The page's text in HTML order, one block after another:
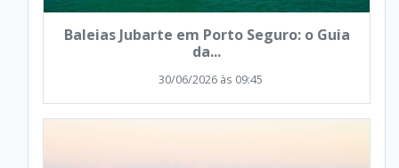
Baleias Jubarte em Porto Seguro: o Guia
da...
30/06/2026 às 09:45